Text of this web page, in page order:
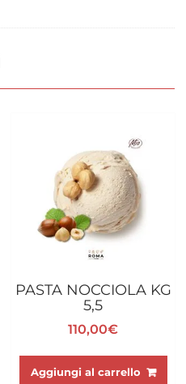
PASTA NOCCIOLA KG
5,5
110,00€
Aggiungi al carrello